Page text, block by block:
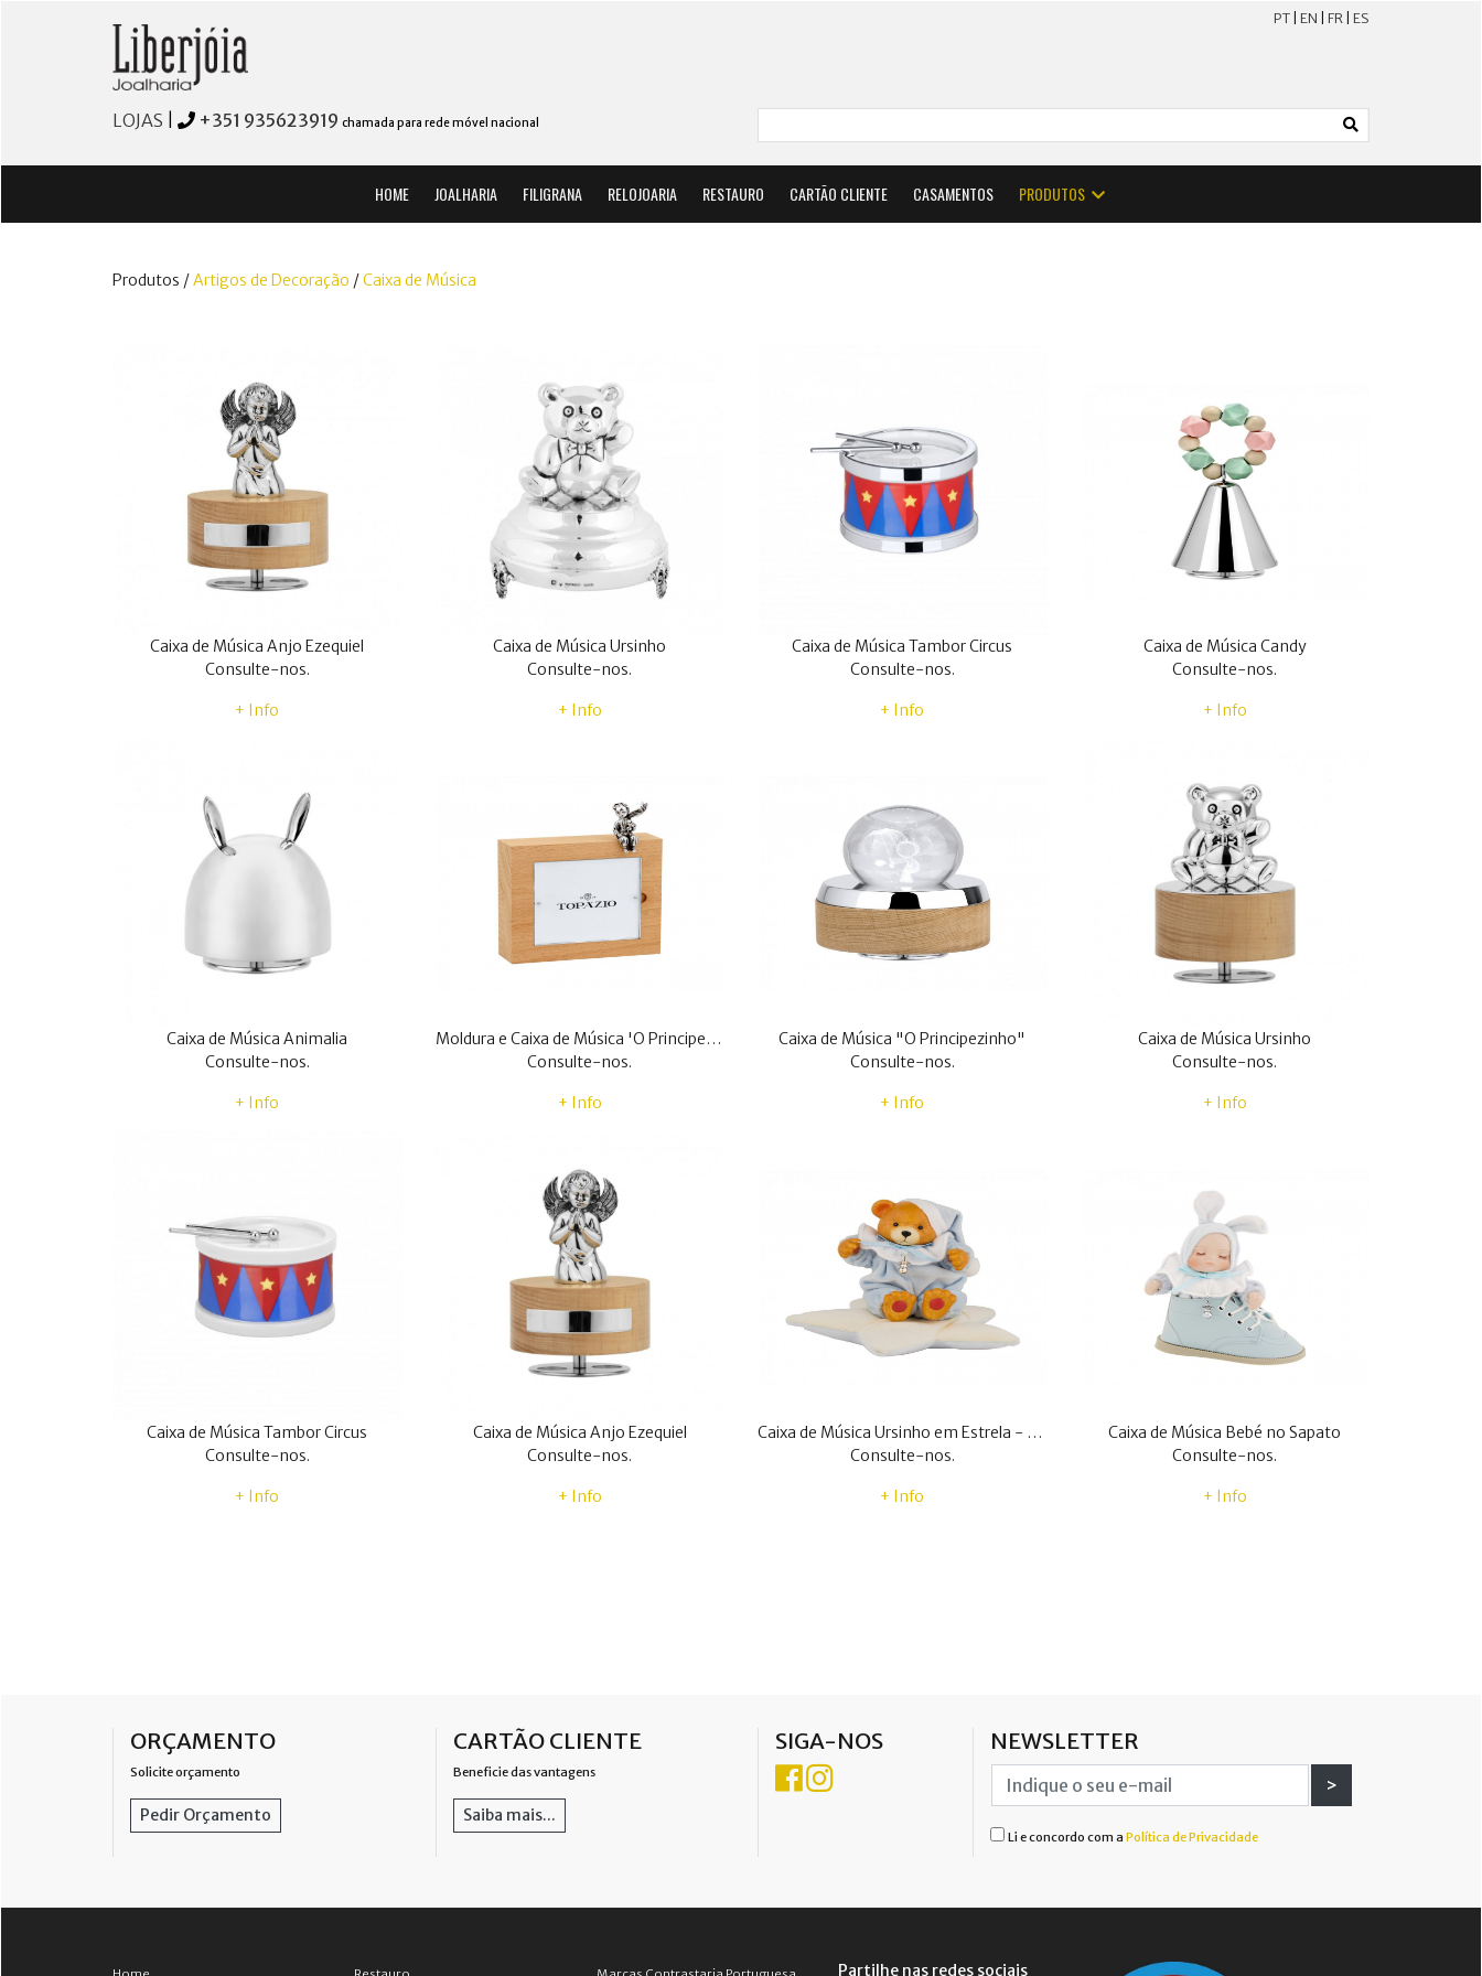
PT EN FR ES
LOJAS +351 935623919 chamada para rede móvel nacional
HOME JOALHARIA FILIGRANA RELOJOARIA RESTAURO CARTÃO CLIENTE CASAMENTOS PRODUTOS
Produtos /Artigos de Decoração /Caixa de Música
Caixa de Música Anjo Ezequiel
Consulte-nos.
+ Info
Caixa de Música Ursinho
Consulte-nos.
+ Info
Caixa de Música Tambor Circus
Consulte-nos.
+ Info
Caixa de Música Candy
Consulte-nos.
+ Info
Caixa de Música Animalia
Consulte-nos.
+ Info
Moldura e Caixa de Música 'O Principezinho'
Consulte-nos.
+ Info
Caixa de Música "O Principezinho"
Consulte-nos.
+ Info
Caixa de Música Ursinho
Consulte-nos.
+ Info
Caixa de Música Tambor Circus
Consulte-nos.
+ Info
Caixa de Música Anjo Ezequiel
Consulte-nos.
+ Info
Caixa de Música Ursinho em Estrela - Azul
Consulte-nos.
+ Info
Caixa de Música Bebé no Sapato
Consulte-nos.
+ Info
ORÇAMENTO
Solicite orçamento
Pedir Orçamento
CARTÃO CLIENTE
Beneficie das vantagens
Saiba mais...
SIGA-NOS NEWSLETTER
>
Li e concordo com a Política de Privacidade
Partilhe nas redes sociais